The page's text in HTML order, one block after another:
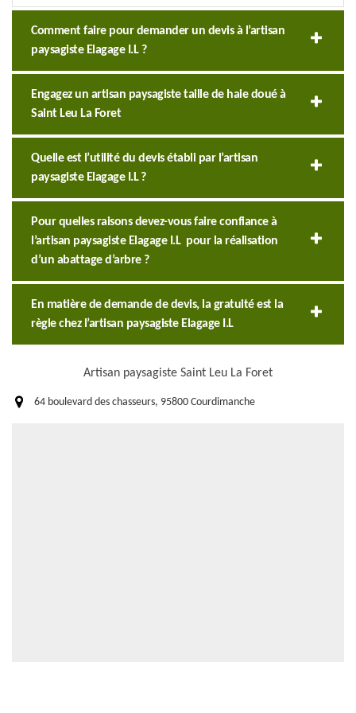
Comment faire pour demander un devis à l’artisan
paysagiste Elagage I.L ?
Engagez un artisan paysagiste taille de haie doué à
Saint Leu La Foret
Quelle est l’utilité du devis établi par l’artisan
paysagiste Elagage I.L ?
Pour quelles raisons devez-vous faire confiance à
l’artisan paysagiste Elagage I.L pour la réalisation
d’un abattage d’arbre ?
En matière de demande de devis, la gratuité est la
règle chez l’artisan paysagiste Elagage I.L
Artisan paysagiste Saint Leu La Foret
64 boulevard des chasseurs, 95800 Courdimanche